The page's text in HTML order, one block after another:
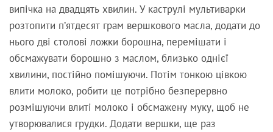
випічка на двадцять хвилин. У каструлі мультиварки
розтопити п’ятдесят грам вершкового масла, додати до
нього дві столові ложки борошна, перемішати і
обсмажувати борошно з маслом, близько однієї
хвилини, постійно помішуючи. Потім тонкою цівкою
влити молоко, робити це потрібно безперервно
розмішуючи влиті молоко і обсмажену муку, щоб не
утворювалися грудки. Додати вершки, ще раз